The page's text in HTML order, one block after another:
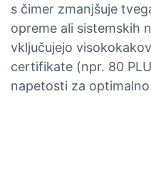
s čimer zmanjšuje
opreme ali sistemskih
vključujejo
certifikate (npr. 80
napetosti za